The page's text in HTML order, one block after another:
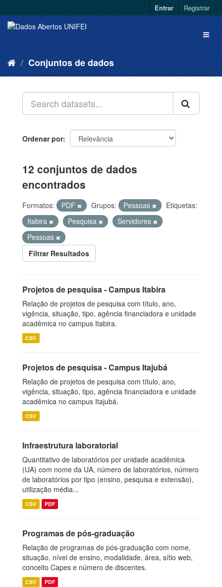
Entrar Registrar
Conjuntos de dados
Ordenar por
12 conjuntos de dados
encontrados
Formatos: PDF Grupos: Pessoas
Etiquetas:
Itabira
Pesquisa
Servidores
Pessoas
Filtrar Resultados
Projetos de pesquisa - Campus Itabira
Relação de projetos de pesquisa com título, ano,
vigência, situação, tipo, agência financiadora e unidade
acadêmica no campus Itabira.
CSV
Projetos de pesquisa - Campus Itajubá
Relação de projetos de pesquisa com título, ano,
vigência, situação, tipo, agência financiadora e unidade
acadêmica no campus Itajubá.
CSV
Infraestrutura laboratorial
Quantitativo de laboratórios por unidade acadêmica
(UA) com nome da UA, número de laboratórios, número
de laboratórios por tipo (ensino, pesquisa e extensão),
utilização média...
CSV PDF
Programas de pós-graduação
Relação de programas de pós-graduação com nome,
situação, nível de ensino, modalidade, área, sítio web,
conceito Capes e número de discentes.
CSV PDF